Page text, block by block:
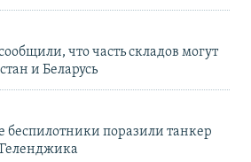
что часть складов могут
и Беларусь
беспилотники поразили танкер
Геленджика